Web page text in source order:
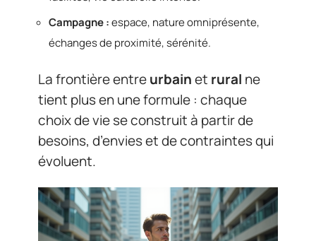
Campagne :espace, nature omniprésente,
échanges de proximité, sérénité.
La frontière entreurbainet rural ne
tient plus en une formule : chaque
choix de vie se construit à partir de
besoins, d’envies et de contraintes qui
évoluent.